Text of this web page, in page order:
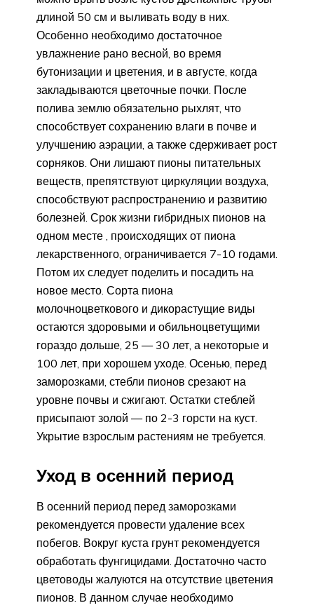
длиной 50 см и выливать воду в них.
Особенно необходимо достаточное
увлажнение рано весной, во время
бутонизации и цветения, и в августе, когда
закладываются цветочные почки. После
полива землю обязательно рыхлят, что
способствует сохранению влаги в почве и
улучшению аэрации, а также сдерживает рост
сорняков. Они лишают пионы питательных
веществ, препятствуют циркуляции воздуха,
способствуют распространению и развитию
болезней. Срок жизни гибридных пионов на
одном месте , происходящих от пиона
лекарственного, ограничивается 7-10 годами.
Потом их следует поделить и посадить на
новое место. Сорта пиона
молочноцветкового и дикорастущие виды
остаются здоровыми и обильноцветущими
гораздо дольше, 25 — 30 лет, а некоторые и
100 лет, при хорошем уходе. Осенью, перед
заморозками, стебли пионов срезают на
уровне почвы и сжигают. Остатки стеблей
присыпают золой — по 2-3 горсти на куст.
Укрытие взрослым растениям не требуется.
Уход в осенний период
В осенний период перед заморозками
рекомендуется провести удаление всех
побегов. Вокруг куста грунт рекомендуется
обработать фунгицидами. Достаточно часто
цветоводы жалуются на отсутствие цветения
пионов. В данном случае необходимо